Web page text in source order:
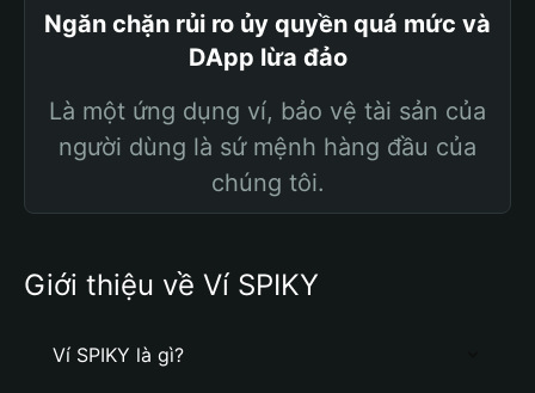
Ngăn chặn rủi ro ủy quyền quá mức và
DApp lừa đảo
Là một ứng dụng ví, bảo vệ tài sản của
người dùng là sứ mệnh hàng đầu của
chúng tôi.
Giới thiệu về Ví SPIKY
Ví SPIKY là gì?